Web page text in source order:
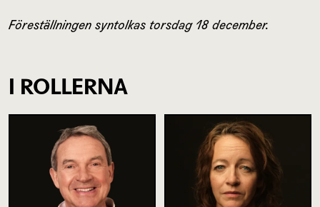
Föreställningen syntolkas torsdag 18 december.
I ROLLERNA